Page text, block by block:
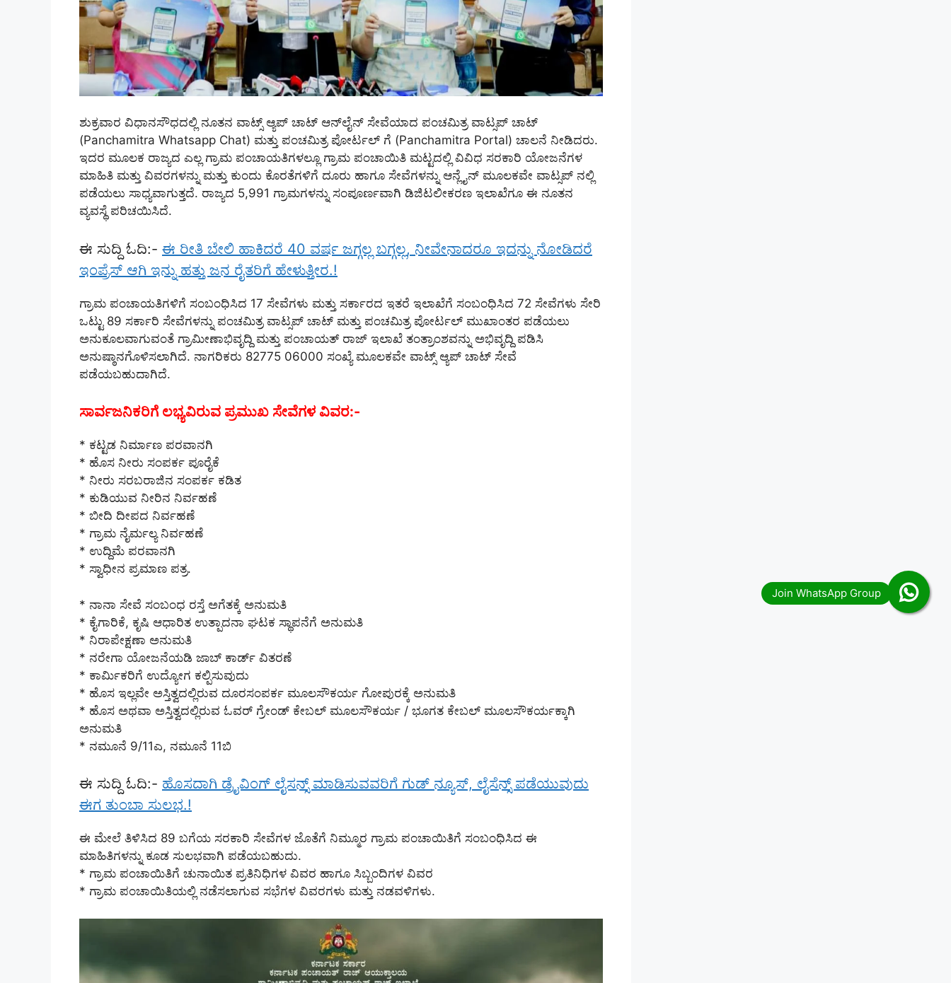
ಶುಕ್ರವಾರ ವಿಧಾನಸೌಧದಲ್ಲಿ ನೂತನ ವಾಟ್ಸ್‌ ಆ್ಯಪ್‌ ಚಾಟ್‌ ಆನ್‍ಲೈನ್ ಸೇವೆಯಾದ ಪಂಚಮಿತ್ರ ವಾಟ್ಸಪ್ ಚಾಟ್
(Panchamitra Whatsapp Chat) ಮತ್ತು ಪಂಚಮಿತ್ರ ಪೋರ್ಟಲ್ ಗೆ (Panchamitra Portal) ಚಾಲನೆ ನೀಡಿದರು.
ಇದರ ಮೂಲಕ ರಾಜ್ಯದ ಎಲ್ಲ ಗ್ರಾಮ ಪಂಚಾಯತಿಗಳಲ್ಲೂ ಗ್ರಾಮ ಪಂಚಾಯಿತಿ ಮಟ್ಟದಲ್ಲಿ ವಿವಿಧ ಸರಕಾರಿ ಯೋಜನೆಗಳ
ಮಾಹಿತಿ ಮತ್ತು ವಿವರಗಳನ್ನು ಮತ್ತು ಕುಂದು ಕೊರತೆಗಳಿಗೆ ದೂರು ಹಾಗೂ ಸೇವೆಗಳನ್ನು ಆನ್ಲೈನ್ ಮೂಲಕವೇ ವಾಟ್ಸಪ್ ನಲ್ಲಿ
ಪಡೆಯಲು ಸಾಧ್ಯವಾಗುತ್ತದೆ. ರಾಜ್ಯದ 5,991 ಗ್ರಾಮಗಳನ್ನು ಸಂಪೂರ್ಣವಾಗಿ ಡಿಜಿಟಲೀಕರಣ ಇಲಾಖೆಗೂ ಈ ನೂತನ
ವ್ಯವಸ್ಥೆ ಪರಿಚಯಿಸಿದೆ.
ಈ ಸುದ್ದಿ ಓದಿ:- ಈ ರೀತಿ ಬೇಲಿ ಹಾಕಿದರೆ 40 ವರ್ಷ ಜಗ್ಗಲ್ಲ ಬಗ್ಗಲ್ಲ, ನೀವೇನಾದರೂ ಇದನ್ನು ನೋಡಿದರೆ
ಇಂಪ್ರೆಸ್ ಆಗಿ ಇನ್ನು ಹತ್ತು ಜನ ರೈತರಿಗೆ ಹೇಳುತ್ತೀರ.!
ಗ್ರಾಮ ಪಂಚಾಯತಿಗಳಿಗೆ ಸಂಬಂಧಿಸಿದ 17 ಸೇವೆಗಳು ಮತ್ತು ಸರ್ಕಾರದ ಇತರೆ ಇಲಾಖೆಗೆ ಸಂಬಂಧಿಸಿದ 72 ಸೇವೆಗಳು ಸೇರಿ
ಒಟ್ಟು 89 ಸರ್ಕಾರಿ ಸೇವೆಗಳನ್ನು ಪಂಚಮಿತ್ರ ವಾಟ್ಸಪ್ ಚಾಟ್ ಮತ್ತು ಪಂಚಮಿತ್ರ ಪೋರ್ಟಲ್ ಮುಖಾಂತರ ಪಡೆಯಲು
ಅನುಕೂಲವಾಗುವಂತೆ ಗ್ರಾಮೀಣಾಭಿವೃದ್ದಿ ಮತ್ತು ಪಂಚಾಯತ್ ರಾಜ್ ಇಲಾಖೆ ತಂತ್ರಾಂಶವನ್ನು ಅಭಿವೃದ್ದಿ ಪಡಿಸಿ
ಅನುಷ್ಠಾನಗೊಳಿಸಲಾಗಿದೆ. ನಾಗರಿಕರು 82775 06000 ಸಂಖ್ಯೆ ಮೂಲಕವೇ ವಾಟ್ಸ್‌ ಆ್ಯಪ್‌ ಚಾಟ್‌ ಸೇವೆ
ಪಡೆಯಬಹುದಾಗಿದೆ.
ಸಾರ್ವಜನಿಕರಿಗೆ ಲಭ್ಯವಿರುವ ಪ್ರಮುಖ ಸೇವೆಗಳ ವಿವರ:-
* ಕಟ್ಟಡ ನಿರ್ಮಾಣ ಪರವಾನಗಿ
* ಹೊಸ ನೀರು ಸಂಪರ್ಕ ಪೂರೈಕೆ
* ನೀರು ಸರಬರಾಜಿನ ಸಂಪರ್ಕ ಕಡಿತ
* ಕುಡಿಯುವ ನೀರಿನ ನಿರ್ವಹಣೆ
* ಬೀದಿ ದೀಪದ ನಿರ್ವಹಣೆ
* ಗ್ರಾಮ ನೈರ್ಮಲ್ಯ ನಿರ್ವಹಣೆ
* ಉದ್ದಿಮೆ ಪರವಾನಗಿ
* ಸ್ವಾಧೀನ ಪ್ರಮಾಣ ಪತ್ರ.
* ನಾನಾ ಸೇವೆ ಸಂಬಂಧ ರಸ್ತೆ ಅಗೆತಕ್ಕೆ ಅನುಮತಿ
* ಕೈಗಾರಿಕೆ, ಕೃಷಿ ಆಧಾರಿತ ಉತ್ಪಾದನಾ ಘಟಕ ಸ್ಥಾಪನೆಗೆ ಅನುಮತಿ
* ನಿರಾಪೇಕ್ಷಣಾ ಅನುಮತಿ
* ನರೇಗಾ ಯೋಜನೆಯಡಿ ಜಾಬ್ ಕಾರ್ಡ್ ವಿತರಣೆ
* ಕಾರ್ಮಿಕರಿಗೆ ಉದ್ಯೋಗ ಕಲ್ಪಿಸುವುದು
* ಹೊಸ ಇಲ್ಲವೇ ಅಸ್ತಿತ್ವದಲ್ಲಿರುವ ದೂರಸಂಪರ್ಕ ಮೂಲಸೌಕರ್ಯ ಗೋಪುರಕ್ಕೆ ಅನುಮತಿ
* ಹೊಸ ಅಥವಾ ಅಸ್ತಿತ್ವದಲ್ಲಿರುವ ಓವರ್ ಗ್ರೇಂಡ್ ಕೇಬಲ್ ಮೂಲಸೌಕರ್ಯ / ಭೂಗತ ಕೇಬಲ್ ಮೂಲಸೌಕರ್ಯಕ್ಕಾಗಿ
ಅನುಮತಿ
* ನಮೂನೆ 9/11ಎ, ನಮೂನೆ 11ಬಿ
ಈ ಸುದ್ದಿ ಓದಿ:- ಹೊಸದಾಗಿ ಡ್ರೈವಿಂಗ್ ಲೈಸನ್ಸ್ ಮಾಡಿಸುವವರಿಗೆ ಗುಡ್ ನ್ಯೂಸ್, ಲೈಸೆನ್ಸ್ ಪಡೆಯುವುದು
ಈಗ ತುಂಬಾ ಸುಲಭ.!
ಈ ಮೇಲೆ ತಿಳಿಸಿದ 89 ಬಗೆಯ ಸರಕಾರಿ ಸೇವೆಗಳ ಜೊತೆಗೆ ನಿಮ್ಮೂರ ಗ್ರಾಮ ಪಂಚಾಯಿತಿಗೆ ಸಂಬಂಧಿಸಿದ ಈ
ಮಾಹಿತಿಗಳನ್ನು ಕೂಡ ಸುಲಭವಾಗಿ ಪಡೆಯಬಹುದು.
* ಗ್ರಾಮ ಪಂಚಾಯಿತಿಗೆ ಚುನಾಯಿತ ಪ್ರತಿನಿಧಿಗಳ ವಿವರ ಹಾಗೂ ಸಿಬ್ಬಂದಿಗಳ ವಿವರ
* ಗ್ರಾಮ ಪಂಚಾಯಿತಿಯಲ್ಲಿ ನಡೆಸಲಾಗುವ ಸಭೆಗಳ ವಿವರಗಳು ಮತ್ತು ನಡವಳಿಗಳು.